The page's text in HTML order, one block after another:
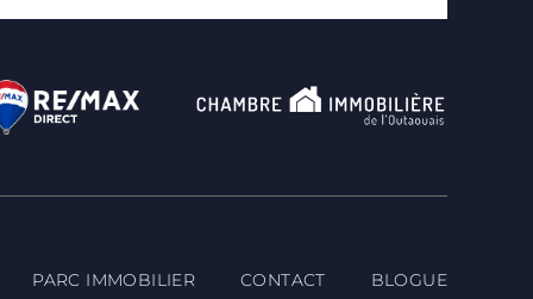
PARC IMMOBILIER CONTACT BLOGUE